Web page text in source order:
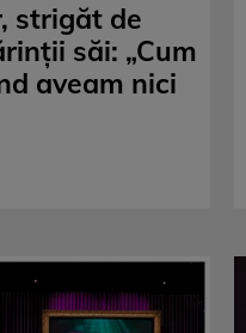
strigăt de
săi: „Cum
aveam nici